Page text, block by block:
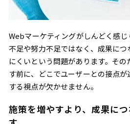
Webマーケティングがしんどく感
不足や努力不足ではなく、成果に
にくいという問題があります。そ
す前に、どこでユーザーとの接点
する視点が欠かせません。
施策を増やすより、成果に